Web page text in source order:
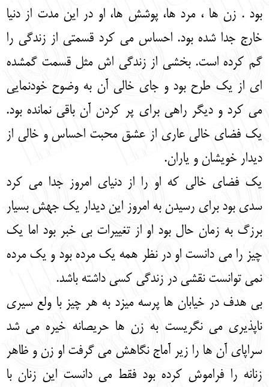
بود . زن ها ، مرد ها، پوشش ها، او در این مدت از دنیا
خارج جدا شده بود. احساس می کرد قسمتی از زندگی را
گم کرده است. بخشی از زندگی اش مثل قسمت گمشده
ای از یک طرح بود و جای خالی آن به وضوح خودنمایی
می کرد و دیگر راهی برای پر کردن آن باقی نمانده بود.
یک فضای خالی عاری از عشق محبت احساس و خالی از
دیدار خویشان و یاران.
یک فضای خالی که او را از دنیای امروز جدا می کرد
سدی بود برای رسیدن به امروز این دیدار یک جهش بسیار
برزگ به زمان حال بود او از تغییرات بی خبر بود اما یک
چیز را می دانست او در نظر همه یک مرده بود و یک مرده
نمی توانست نقشی در زندگی کسی داشته باشد.
بی هدف در خیابان ها پرسه میزد به هر چیز با ولع سیری
ناپذیری می نگریست به زن ها حریصانه خیره می شد
سراپای آن ها را زیر آماج نگاهش می گرفت او زن و ظاهر
زنانه را فراموش کرده بود فقط می دانست این زنان با